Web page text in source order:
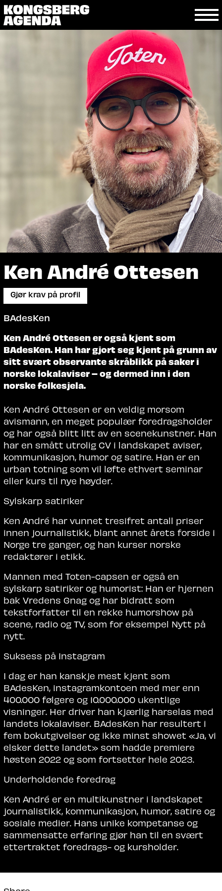
Ken André Ottesen
Gjør krav på profil
BAdesKen
Ken André Ottesen er også kjent som
BAdesKen. Han har gjort seg kjent på grunn av
sitt svært observante skråblikk på saker i
norske lokalaviser – og dermed inn i den
norske folkesjela.
Ken André Ottesen er en veldig morsom
avismann, en meget populær foredragsholder
og har også blitt litt av en scenekunstner. Han
har en smått utrolig CV i landskapet aviser,
kommunikasjon, humor og satire. Han er en
urban totning som vil løfte ethvert seminar
eller kurs til nye høyder.
Sylskarp satiriker
Ken André har vunnet tresifret antall priser
innen journalistikk, blant annet årets forside i
Norge tre ganger, og han kurser norske
redaktører i etikk.
Mannen med Toten-capsen er også en
sylskarp satiriker og humorist: Han er hjernen
bak Vredens Gnag og har bidratt som
tekstforfatter til en rekke humorshow på
scene, radio og TV, som for eksempel Nytt på
nytt.
Suksess på Instagram
I dag er han kanskje mest kjent som
BAdesKen, instagramkontoen med mer enn
400.000 følgere og 10.000.000 ukentlige
visninger. Her driver han kjærlig harselas med
landets lokalaviser. BAdesKen har resultert i
fem bokutgivelser og ikke minst showet «Ja, vi
elsker dette landet» som hadde premiere
høsten 2022 og som fortsetter hele 2023.
Underholdende foredrag
Ken André er en multikunstner i landskapet
journalistikk, kommunikasjon, humor, satire og
sosiale medier. Hans unike kompetanse og
sammensatte erfaring gjør han til en svært
ettertraktet foredrags- og kursholder.